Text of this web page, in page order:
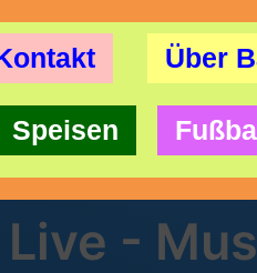
Über
Speisen
Live -